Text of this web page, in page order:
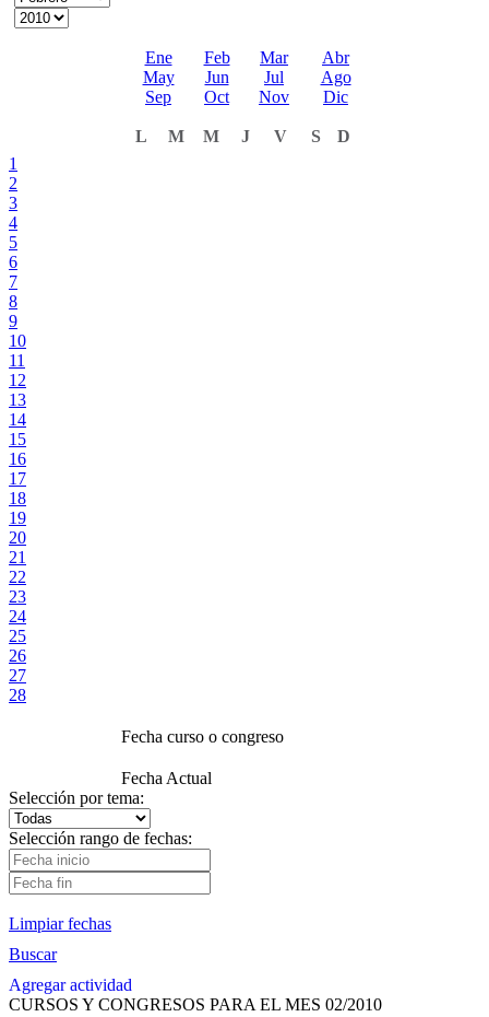
Ene Feb Mar
Abr
May
Jun Jul
Ago
Sep
Oct Nov Dic
L M M J V S
D
1
2
3
4
5
6
7
8
9
10
11
12
13
14
15
16
17
18
19
20
21
22
23
24
25
26
27
28
Fecha curso o congreso
Fecha Actual
Selección por tema:
Selección rango de fechas:
Limpiar fechas
Buscar
Agregar actividad
CURSOS Y CONGRESOS PARA EL MES 02/2010